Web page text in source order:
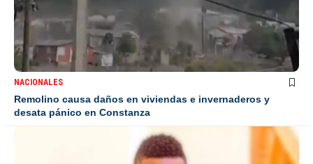
NACIONALES
Remolino causa daños en viviendas e invernaderos y
desata pánico en Constanza